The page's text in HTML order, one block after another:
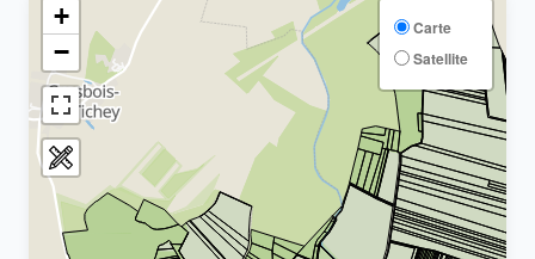
+
−
Carte
Satellite